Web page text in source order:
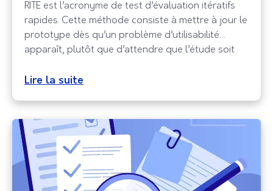
RITE est l’acronyme de test d’évaluation itératifs
rapides. Cette méthode consiste à mettre à jour le
prototype dès qu’un problème d’utilisabilité
apparaît, plutôt que d’attendre que l’étude soit
vous pouvez évaluer une solution d’un problème
itérative. Qu’est-ce qu’une méthode RITE ?
Lire la suite